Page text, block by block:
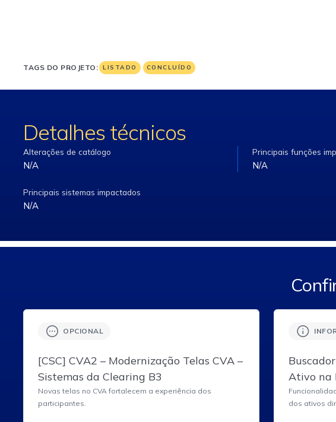
TAGS DO PROJETO: LISTADO CONCLUÍDO
Detalhes técnicos
Alterações de catálogo
N/A
Principais sistemas impactados
N/A
Principais funções
N/A
OPCIONAL
[CSC] CVA2 – Modernização Telas CVA –
Sistemas da Clearing B3
Novas telas no CVA fortalecem a experiência dos
participantes.
Ativo na
Ativo do
dos ativos